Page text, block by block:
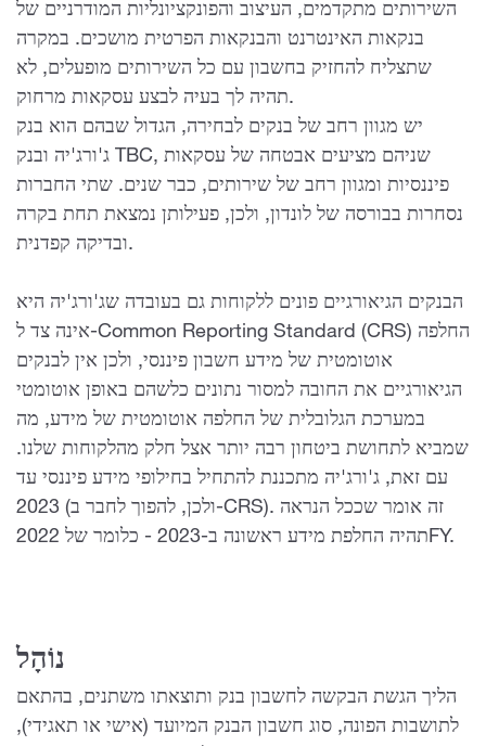
השירותים מתקדמים, העיצוב והפונקציונליות המודרניים של
בנקאות האינטרנט והבנקאות הפרטית מושכים. במקרה
שתצליח להחזיק בחשבון עם כל השירותים מופעלים, לא
תהיה לך בעיה לבצע עסקאות מרחוק.
יש מגוון רחב של בנקים לבחירה, הגדול שבהם הוא בנק
ג'ורג'יה ובנק TBC, שניהם מציעים אבטחה של עסקאות
פיננסיות ומגוון רחב של שירותים, כבר שנים. שתי החברות
נסחרות בבורסה של לונדון, ולכן, פעילותן נמצאת תחת בקרה
ובדיקה קפדנית.
הבנקים הגיאורגיים פונים ללקוחות גם בעובדה שג'ורג'יה היא
אינה צד ל-Common Reporting Standard (CRS) החלפה
אוטומטית של מידע חשבון פיננסי, ולכן אין לבנקים
הגיאורגיים את החובה למסור נתונים כלשהם באופן אוטומטי
במערכת הגלובלית של החלפה אוטומטית של מידע, מה
שמביא לתחושת ביטחון רבה יותר אצל חלק מהלקוחות שלנו.
עם זאת, ג'ורג'יה מתכננת להתחיל בחילופי מידע פיננסי עד
2023 (ולכן, להפוך לחבר ב-CRS). זה אומר שככל הנראה
תהיה החלפת מידע ראשונה ב-2023 - כלומר של 2022FY.
נוֹהָל
הליך הגשת הבקשה לחשבון בנק ותוצאתו משתנים, בהתאם
לתושבות הפונה, סוג חשבון הבנק המיועד (אישי או תאגידי),